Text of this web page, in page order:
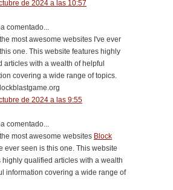
de 2024 a las 10:57
comentado...
most awesome websites I've ever
one. This website features highly
articles with a wealth of helpful
covering a wide range of topics.
de 2024 a las 9:55
comentado...
most awesome websites Block
ever seen is this one. This website
highly qualified articles with a wealth
information covering a wide range of